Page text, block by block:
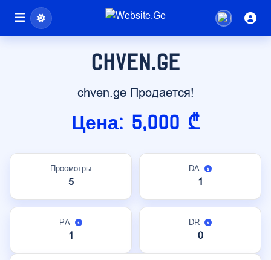
chven.ge
chven.ge Продается!
Цена: 5,000 ₾
Просмотры
5
DA
1
PA
1
DR
0